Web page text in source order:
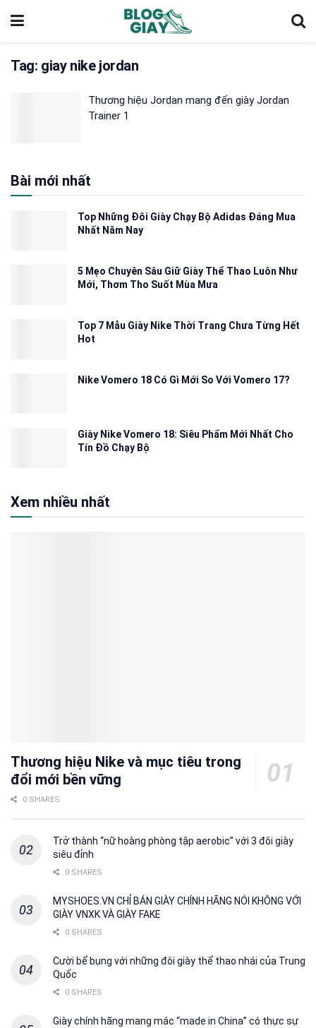
Tag: giay nike jordan
Thương hiệu Jordan mang đến giày Jordan
Trainer 1
Bài mới nhất
Top Những Đôi Giày Chạy Bộ Adidas Đáng Mua
Nhất Năm Nay
5 Mẹo Chuyên Sâu Giữ Giày Thể Thao Luôn Như
Mới, Thơm Tho Suốt Mùa Mưa
Top 7 Mẫu Giày Nike Thời Trang Chưa Từng Hết
Hot
Nike Vomero 18 Có Gì Mới So Với Vomero 17?
Giày Nike Vomero 18: Siêu Phẩm Mới Nhất Cho
Tín Đồ Chạy Bộ
Xem nhiều nhất
Thương hiệu Nike và mục tiêu trong
đổi mới bền vững
0 SHARES
Trở thành “nữ hoàng phòng tập aerobic” với 3 đôi giày
siêu đỉnh
0 SHARES
MYSHOES.VN CHỈ BÁN GIÀY CHÍNH HÃNG NÓI KHÔNG VỚI
GIÀY VNXK VÀ GIÀY FAKE
0 SHARES
Cười bể bụng với những đôi giày thể thao nhái của Trung
Quốc
0 SHARES
Giày chính hãng mang mác “made in China” có thực sự